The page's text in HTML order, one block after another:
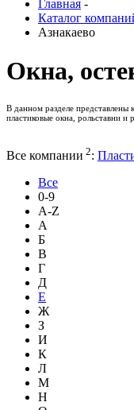
Главная -
Каталог
Азнакаево
Окна,
В данном разделе представлены
пластиковые окна, рольставни и
Все компании 2:
Все
0-9
A-Z
А
Б
В
Г
Д
Е
Ж
З
И
К
Л
М
Н